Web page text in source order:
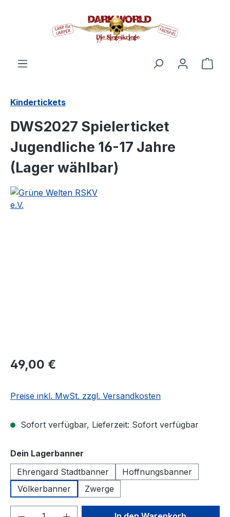
Kindertickets
DWS2027 Spielerticket
Jugendliche 16-17 Jahre
(Lager wählbar)
49,00 €
Preise inkl. MwSt. zzgl. Versandkosten
Sofort verfügbar, Lieferzeit: Sofort verfügbar
Dein Lagerbanner
Ehrengard Stadtbanner
Hoffnungsbanner
Völkerbanner
Zwerge
Produkt Anzahl: Gib den